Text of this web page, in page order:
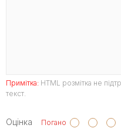
Примітка: HTML розмітка не
текст.
Оцінка Погано